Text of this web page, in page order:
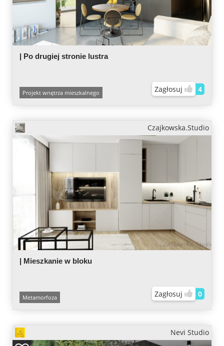
| Po drugiej stronie lustra
Projekt wnętrza mieszkalnego Zagłosuj 4
Czajkowska.Studio
| Mieszkanie w bloku
Metamorfoza Zagłosuj 0
Nevi Studio